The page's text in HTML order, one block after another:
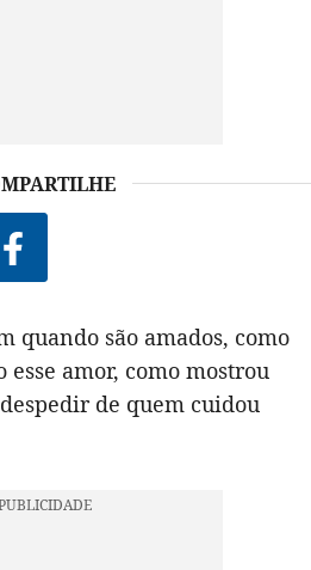
quando são amados, como
amor, como mostrou
de quem cuidou